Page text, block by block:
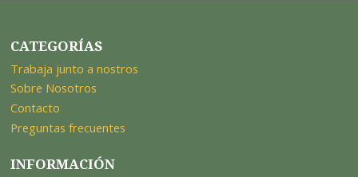
CATEGORÍAS
Trabaja junto a nostros
Sobre Nosotros
Contacto
Preguntas frecuentes
INFORMACIÓN